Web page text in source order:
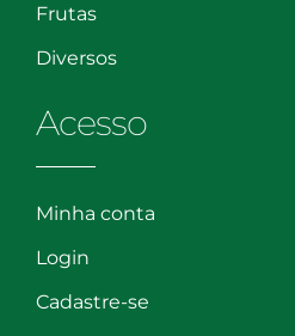
Frutas
Diversos
Acesso
Minha conta
Login
Cadastre-se